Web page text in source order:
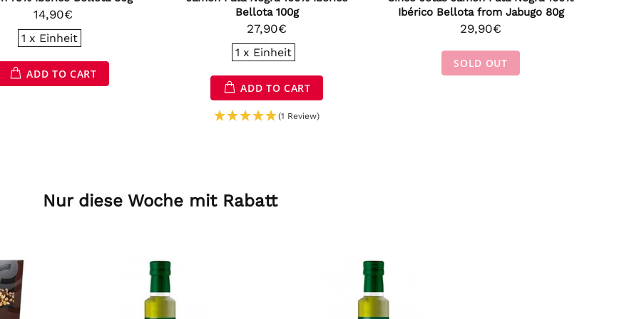
4,90€
SOLD OUT
Nur diese Woche mit Rabatt